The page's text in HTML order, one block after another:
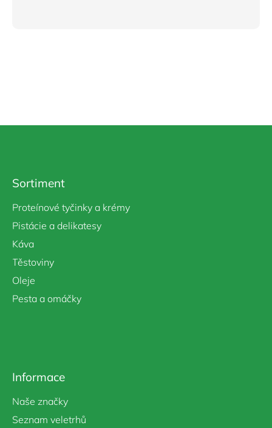
Sortiment
Proteínové tyčinky a krémy
Pistácie a delikatesy
Káva
Těstoviny
Oleje
Pesta a omáčky
Informace
Naše značky
Seznam veletrhů